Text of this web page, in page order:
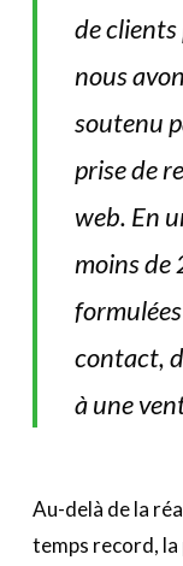
de
nous
soutenu
prise de
web. En
moins de
contact,
à une
Au-delà de la
temps record,